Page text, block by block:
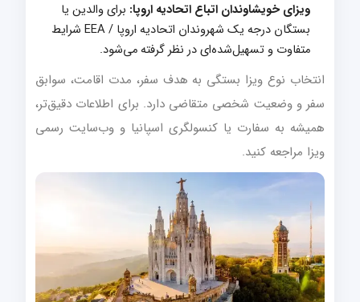
ویزای خویشاوندان اتباع اتحادیه اروپا: برای والدین یا
بستگان درجه یک شهروندان اتحادیه اروپا / EEA شرایط
متفاوت و تسهیل‌شده‌ای در نظر گرفته می‌شود.
انتخاب نوع ویزا بستگی به هدف سفر، مدت اقامت، سوابق
سفر و وضعیت شخصی متقاضی دارد. برای اطلاعات دقیق‌تر،
همیشه به سفارت یا کنسولگری اسپانیا و وب‌سایت رسمی
ویزا مراجعه کنید.